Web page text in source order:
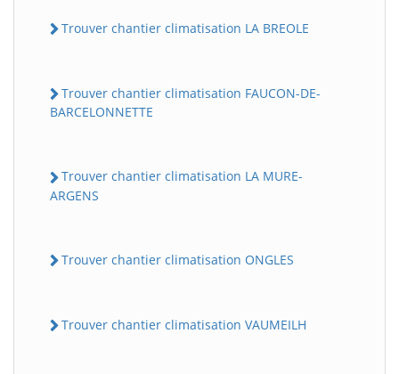
Trouver chantier climatisation LA BREOLE
Trouver chantier climatisation FAUCON-DE-
BARCELONNETTE
Trouver chantier climatisation LA MURE-
ARGENS
Trouver chantier climatisation ONGLES
Trouver chantier climatisation VAUMEILH